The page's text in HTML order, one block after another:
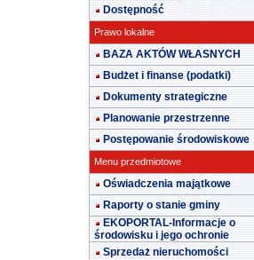
Dostępność
Prawo lokalne
BAZA AKTÓW WŁASNYCH
Budżet i finanse (podatki)
Dokumenty strategiczne
Planowanie przestrzenne
Postępowanie środowiskowe
Menu przedmiotowe
Oświadczenia majątkowe
Raporty o stanie gminy
EKOPORTAL-Informacje o
środowisku i jego ochronie
Sprzedaż nieruchomości